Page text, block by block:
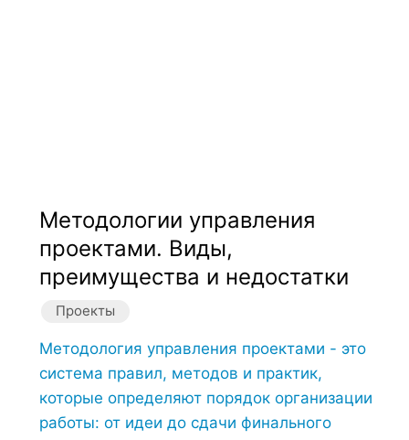
Методологии управления
проектами. Виды,
преимущества и недостатки
Проекты
Методология управления проектами - это
система правил, методов и практик,
которые определяют порядок организации
работы: от идеи до сдачи финального